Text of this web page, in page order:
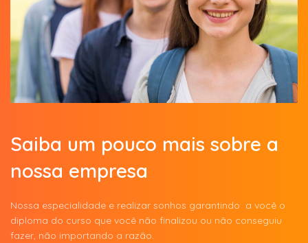
Saiba um pouco mais sobre a
nossa empresa
Nossa especialidade e realizar sonhos garantindo a você o
diploma do curso que você não finalizou ou não conseguiu
fazer, não importando a razão.